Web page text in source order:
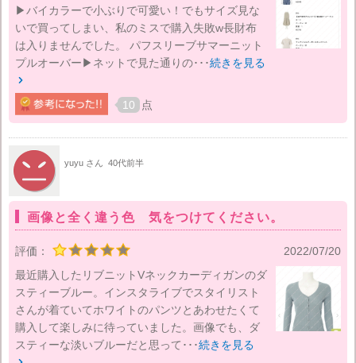
▶バイカラーで小ぶりで可愛い！でもサイズ見な
いで買ってしまい、私のミスで購入失敗w長財布
は入りませんでした。 パフスリーブサマーニット
プルオーバー▶ネットで見た通りの･･･続きを見る

10 点
yuyu さん 40代前半
画像と全く違う色 気をつけてください。
評価：
2022/07/20
最近購入したリブニットVネックカーディガンのダ
スティーブルー。インスタライブでスタイリスト
さんが着ていてホワイトのパンツとあわせたくて
購入して楽しみに待っていました。画像でも、ダ
スティーな淡いブルーだと思って･･･続きを見る